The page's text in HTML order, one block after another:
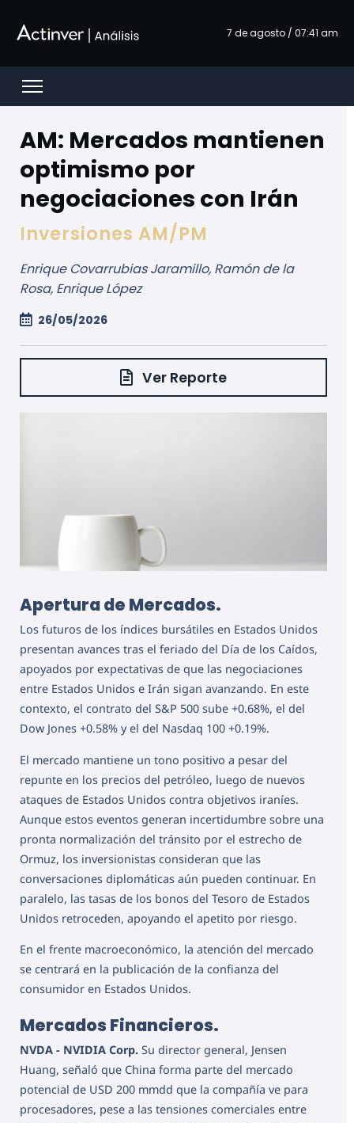
7 de agosto / 07:41 am
Open menu
AM: Mercados mantienen
optimismo por
negociaciones con Irán
Inversiones AM/PM
Enrique Covarrubias Jaramillo, Ramón de la
Rosa, Enrique López
26/05/2026
Ver Reporte
Apertura de Mercados.
Los futuros de los índices bursátiles en Estados Unidos
presentan avances tras el feriado del Día de los Caídos,
apoyados por expectativas de que las negociaciones
entre Estados Unidos e Irán sigan avanzando. En este
contexto, el contrato del S&P 500 sube +0.68%, el del
Dow Jones +0.58% y el del Nasdaq 100 +0.19%.
El mercado mantiene un tono positivo a pesar del
repunte en los precios del petróleo, luego de nuevos
ataques de Estados Unidos contra objetivos iraníes.
Aunque estos eventos generan incertidumbre sobre una
pronta normalización del tránsito por el estrecho de
Ormuz, los inversionistas consideran que las
conversaciones diplomáticas aún pueden continuar. En
paralelo, las tasas de los bonos del Tesoro de Estados
Unidos retroceden, apoyando el apetito por riesgo.
En el frente macroeconómico, la atención del mercado
se centrará en la publicación de la confianza del
consumidor en Estados Unidos.
Mercados Financieros.
NVDA - NVIDIA Corp. Su director general, Jensen
Huang, señaló que China forma parte del mercado
potencial de USD 200 mmdd que la compañía ve para
procesadores, pese a las tensiones comerciales entre